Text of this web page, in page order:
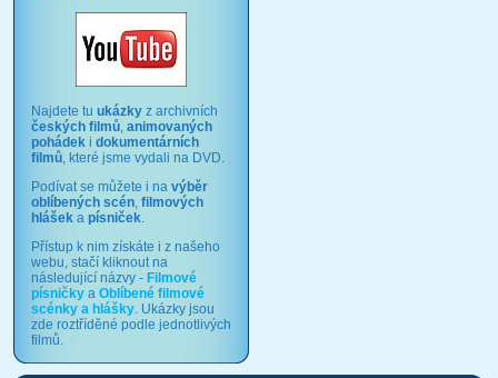
Najdete tu ukázky z archivních
českých filmů, animovaných
pohádek i dokumentárních
filmů, které jsme vydali na DVD.
Podívat se můžete i na výběr
oblíbených scén, filmových
hlášek a písniček.
Přístup k nim získáte i z našeho
webu, stačí kliknout na
následující názvy - Filmové
písničky a Oblíbené filmové
scénky a hlášky. Ukázky jsou
zde roztříděné podle jednotlivých
filmů.